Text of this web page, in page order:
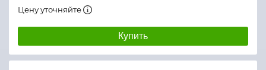
Цену уточняйте
Купить